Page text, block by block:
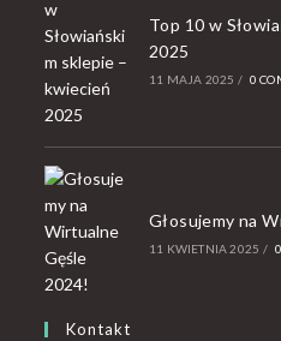
Top 10 w
2025
11 MAJA 2025 / 0
Głosujemy na
11 KWIETNIA 2025 /
Kontakt